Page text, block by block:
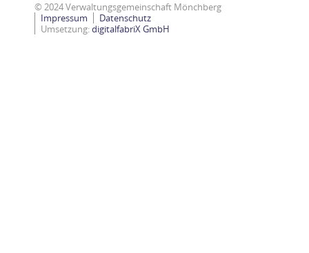
© 2024 Verwaltungsgemeinschaft Mönchberg
Impressum
Datenschutz
Umsetzung:digitalfabriX GmbH